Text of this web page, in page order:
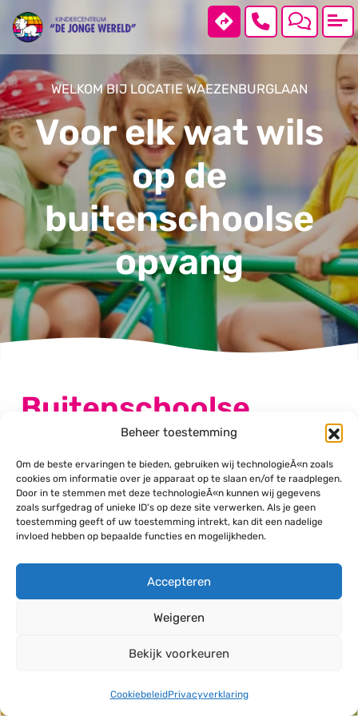
Beheer toestemming
Om de beste ervaringen te bieden, gebruiken wij technologieÃ«n zoals
cookies om informatie over je apparaat op te slaan en/of te raadplegen.
Door in te stemmen met deze technologieÃ«n kunnen wij gegevens
zoals surfgedrag of unieke ID's op deze site verwerken. Als je geen
toestemming geeft of uw toestemming intrekt, kan dit een nadelige
invloed hebben op bepaalde functies en mogelijkheden.
Accepteren
Weigeren
Bekijk voorkeuren
CookiebeleidPrivacyverklaring
Home
Locaties
Over ons
Warme maaltijd
Contact
WELKOM BIJ LOCATIE WAEZENBURGLAAN
Voor elk wat wils
op de
buitenschoolse
opvang
Buitenschoolse
opvang bij De Jonge
Wereld